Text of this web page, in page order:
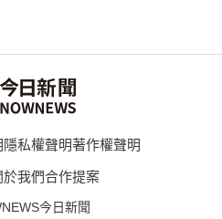
隱私權聲明著作權聲明
於我們合作提案
今日新聞